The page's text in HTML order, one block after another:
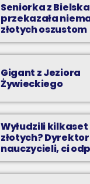
Seniorka z
przekazała
złotych oszustom
Gigant z Jeziora
Żywieckiego
Wyłudzili
złotych?
nauczycieli, ci
zarzuty